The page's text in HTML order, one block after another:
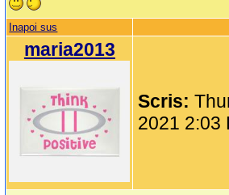
Inapoi sus
maria2013
Scris:
2021 2:03